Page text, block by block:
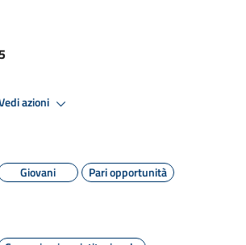
azioni
Giovani Pari opportunità